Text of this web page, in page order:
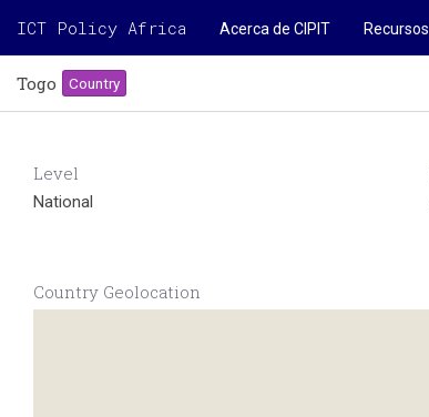
ICT Policy Africa Acerca de CIPIT Recursos
Togo Country
Level
National
Country Geolocation